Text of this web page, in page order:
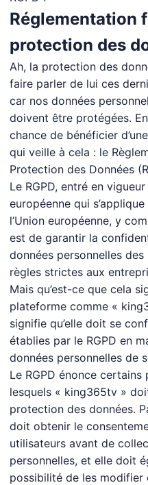
Réglementation
protection des
Ah, la protection des
faire parler de lui ces
car nos données
doivent être protégées.
chance de bénéficier
qui veille à cela : le
Protection des Données
Le RGPD, entré en
européenne qui
l’Union européenne, y
est de garantir la
données personnelles
règles strictes aux
Mais qu’est-ce que cela
plateforme comme «
signifie qu’elle doit se
établies par le RGPD en
données personnelles de
Le RGPD énonce
lesquels « king365tv »
protection des données.
doit obtenir le
utilisateurs avant de
personnelles, et elle doit
possibilité de les